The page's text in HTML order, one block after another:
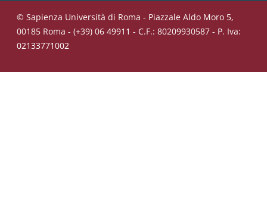
© Sapienza Università di Roma - Piazzale Aldo Moro 5,
00185 Roma - (+39) 06 49911 - C.F.: 80209930587 - P. Iva:
02133771002